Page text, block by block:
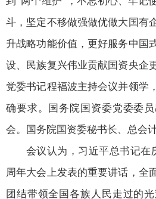
斗，坚定不移做强做优做大国有
升战略功能价值，更好服务中国
设、民族复兴伟业贡献国资央企
党委书记程福波主持会议并领学
确要求。国务院国资委党委委
会。国务院国资委秘书长、总会
会议认为，习近平总书记在
周年大会上发表的重要讲话，全
团结带领全国各族人民走过的